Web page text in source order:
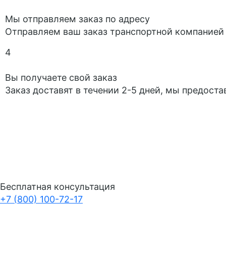
Мы отправляем заказ по адресу
Отправляем ваш заказ транспортной
4
Вы получаете свой заказ
Заказ доставят в течении 2-5 дней, мы
Бесплатная консультация
+7 (800) 100-72-17